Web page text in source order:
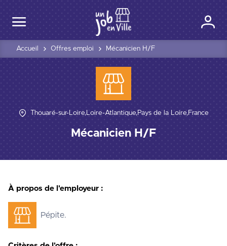
Accueil Offres emploi Mécanicien H/F
Thouaré-sur-Loire,Loire-Atlantique,Pays de la Loire,France
Mécanicien H/F
À propos de l'employeur :
Pépite.